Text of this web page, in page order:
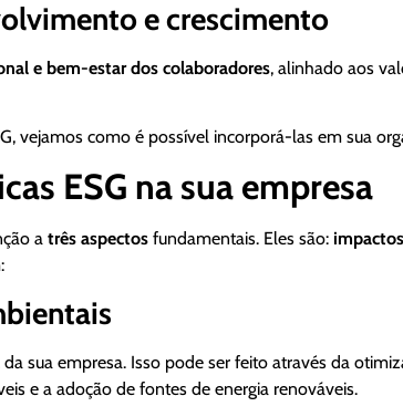
e crescimento
e bem-estar dos colaboradores, alinhado aos
vejamos como é possível incorporá-las em sua
ESG na sua empresa
a três aspectos fundamentais. Eles são:
da sua empresa. Isso pode ser feito através da
e a adoção de fontes de energia renováveis.